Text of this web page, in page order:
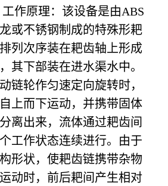
工作原理：该设备是由ABS
或不锈钢制成的特殊形耙
列次序装在耙齿轴上形成
其下部装在进水渠水中。
链轮作匀速定向旋转时，
上而下运动，并携带固体
离出来，流体通过耙齿间
工作状态连续进行。由于
形状，使耙齿链携带杂物
动时，前后耙间产生相对